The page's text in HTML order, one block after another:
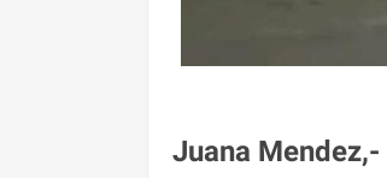
Juana Mendez,-